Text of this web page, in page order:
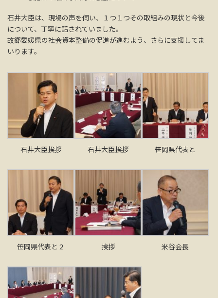
石井大臣は、現場の声を伺い、１つ１つその取組みの現状と今後
について、丁寧に話されていました。
故郷愛媛県の社会資本整備の促進が進むよう、さらに支援してま
いります。
石井大臣挨拶 石井大臣挨拶 笹岡県代表と
笹岡県代表と２ 挨拶 米谷会長